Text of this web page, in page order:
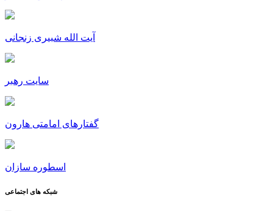
آیت الله شبیری زنجانی
سایت رهبر
گفتارهای امامتی هارون
اسطوره سازان
شبکه های اجتماعی